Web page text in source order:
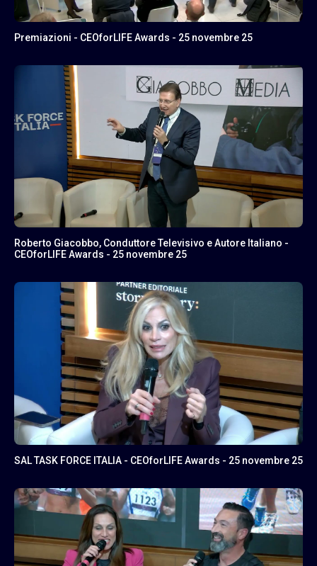
Premiazioni - CEOforLIFE Awards - 25 novembre 25
Roberto Giacobbo, Conduttore Televisivo e Autore Italiano -
CEOforLIFE Awards - 25 novembre 25
SAL TASK FORCE ITALIA - CEOforLIFE Awards - 25 novembre 25